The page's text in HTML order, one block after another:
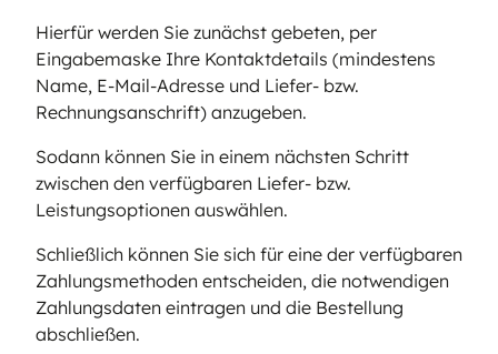
Hierfür werden Sie zunächst gebeten, per
Eingabemaske Ihre Kontaktdetails (mindestens
Name, E-Mail-Adresse und Liefer- bzw.
Rechnungsanschrift) anzugeben.
Sodann können Sie in einem nächsten Schritt
zwischen den verfügbaren Liefer- bzw.
Leistungsoptionen auswählen.
Schließlich können Sie sich für eine der verfügbaren
Zahlungsmethoden entscheiden, die notwendigen
Zahlungsdaten eintragen und die Bestellung
abschließen.